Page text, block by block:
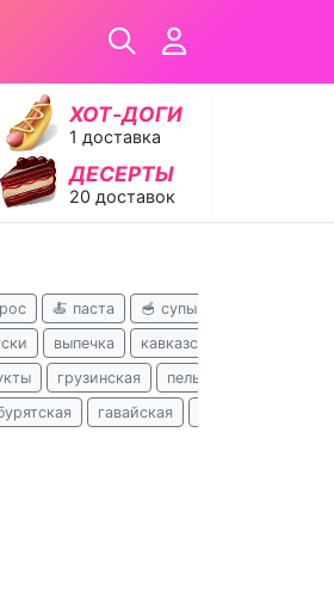
ХОТ‑ДОГИ
1 доставка
ДЕСЕРТЫ
20 доставок
🍝 паста 🥣 супы
выпечка кавказская
грузинская пельмени
гавайская